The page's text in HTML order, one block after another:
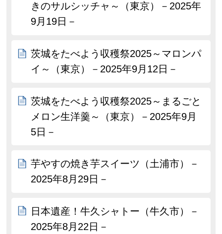
きのサルシッチャ～（東京）－2025年
9月19日－
茨城をたべよう収穫祭2025～マロンパ
イ～（東京）－2025年9月12日－
茨城をたべよう収穫祭2025～まるごと
メロン生洋羹～（東京）－2025年9月
5日－
芋やすの焼き芋スイーツ（土浦市）－
2025年8月29日－
日本遺産！牛久シャトー（牛久市）－
2025年8月22日－